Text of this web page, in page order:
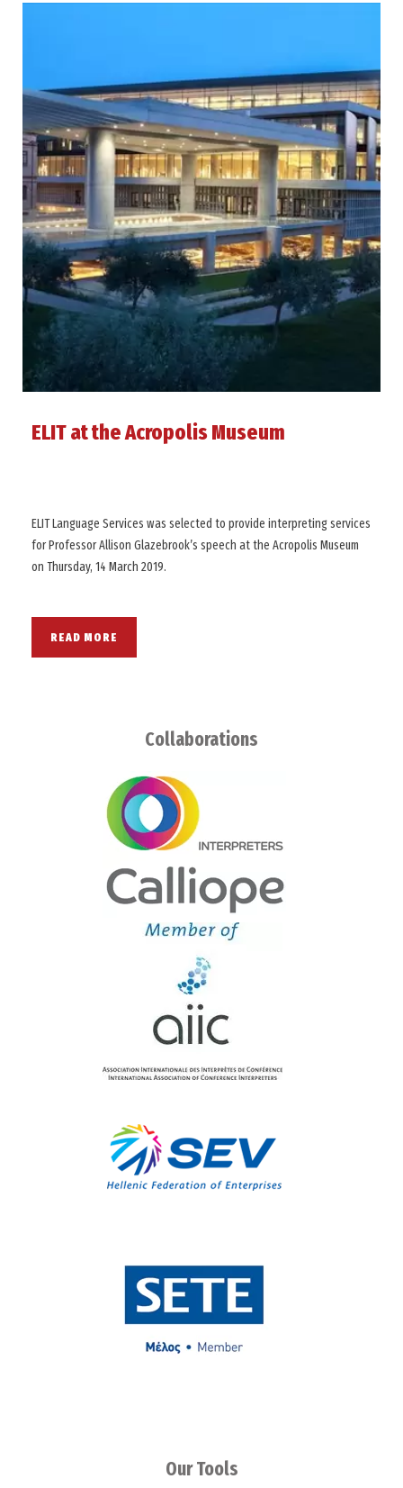
ELIT at the Acropolis Museum
ELIT Language Services was selected to provide interpreting services
for Professor Allison Glazebrook’s speech at the Acropolis Museum
on Thursday, 14 March 2019.
READ MORE
Collaborations
Our Tools